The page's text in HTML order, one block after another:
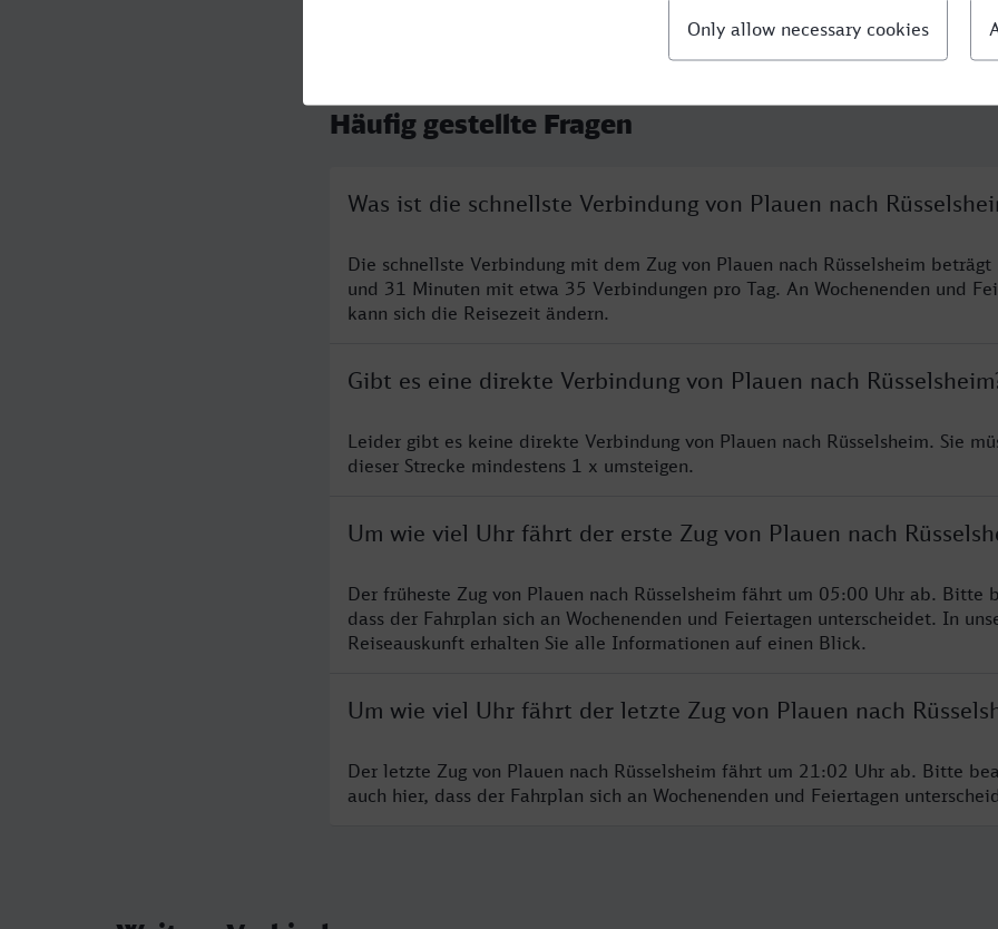
Häufig gestellte Fragen
Was ist die schnellste Verbindung von Plauen nach
Die schnellste Verbindung mit dem Zug von Plauen nach Rüsselsheim beträgt
und 31 Minuten mit etwa 35 Verbindungen pro Tag. An Wochenenden und
kann sich die Reisezeit ändern.
Gibt es eine direkte Verbindung von Plauen nach
Leider gibt es keine direkte Verbindung von Plauen nach Rüsselsheim. Sie
dieser Strecke mindestens 1 x umsteigen.
Um wie viel Uhr fährt der erste Zug von Plauen nach
Der früheste Zug von Plauen nach Rüsselsheim fährt um 05:00 Uhr ab. Bitte
dass der Fahrplan sich an Wochenenden und Feiertagen unterscheidet. In
Reiseauskunft erhalten Sie alle Informationen auf einen Blick.
Um wie viel Uhr fährt der letzte Zug von Plauen nach
Der letzte Zug von Plauen nach Rüsselsheim fährt um 21:02 Uhr ab. Bitte
auch hier, dass der Fahrplan sich an Wochenenden und Feiertagen